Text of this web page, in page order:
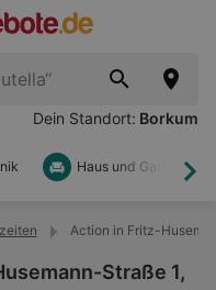
Dein Standort: Borkum
Haus und Garten
Action in Fritz-
Straße 1,